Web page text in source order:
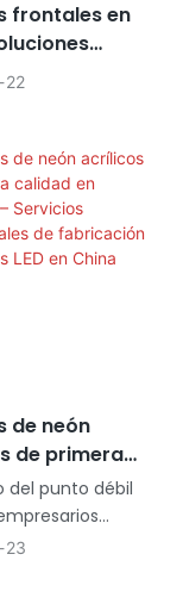
frontales en
de
moderno.
22
de neón
de primera
Alemania –
profesionales
de
del punto débil
adoran el
23